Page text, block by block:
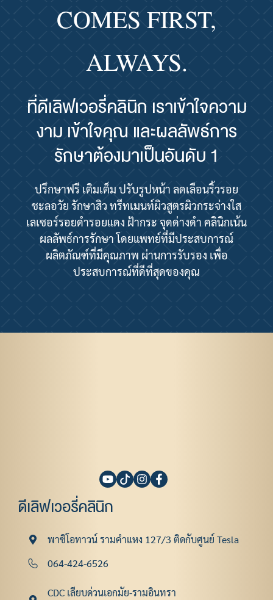
COMES FIRST,
ALWAYS.
ที่ดีเลิฟเวอรี่คลินิก เราเข้าใจความ
งาม เข้าใจคุณ และผลลัพธ์การ
รักษาต้องมาเป็นอันดับ 1
ปรึกษาฟรี เติมเต็ม ปรับรูปหน้า ลดเลือนริ้วรอย
ชะลอวัย รักษาสิว ทรีทเมนท์ผิวสูตรผิวกระจ่างใส
เลเซอร์รอยดำรอยแดง ฝ้ากระ จุดด่างดำ คลินิกเน้น
ผลลัพธ์การรักษา โดยแพทย์ที่มีประสบการณ์
ผลิตภัณฑ์ที่มีคุณภาพ ผ่านการรับรอง เพื่อ
ประสบการณ์ที่ดีที่สุดของคุณ
ดีเลิฟเวอรี่คลินิก
พาซิโอทาวน์ รามคําแหง 127/3 ติดกับศูนย์ Tesla
064-424-6526
CDC เลียบด่วนเอกมัย-รามอินทรา